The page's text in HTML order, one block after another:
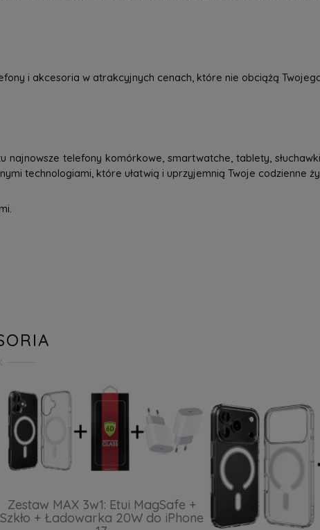
i akcesoria w atrakcyjnych cenach, które nie obciążą
najnowsze telefony komórkowe, smartwatche, tablety,
technologiami, które ułatwią i uprzyjemnią Twoje codzienne
Zestaw MAX 3w1: Etui MagSafe +
Szkło + Ładowarka 20W do iPhone